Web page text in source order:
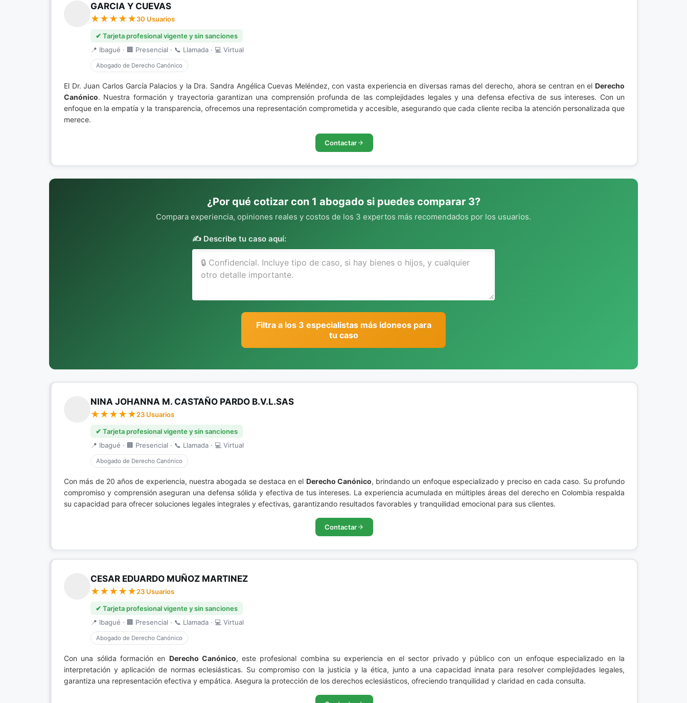
GARCIA Y CUEVAS
30 Usuarios
✔ Tarjeta profesional vigente y sin sanciones
📍 Ibagué · 🏢 Presencial · 📞 Llamada · 💻 Virtual
Abogado de Derecho Canónico
El Dr. Juan Carlos García Palacios y la Dra. Sandra Angélica Cuevas Meléndez, con vasta experiencia en diversas ramas del derecho, ahora se centran en el Derecho
Canónico. Nuestra formación y trayectoria garantizan una comprensión profunda de las complejidades legales y una defensa efectiva de sus intereses. Con un
enfoque en la empatía y la transparencia, ofrecemos una representación comprometida y accesible, asegurando que cada cliente reciba la atención personalizada que
merece.
Contactar
¿Por qué cotizar con 1 abogado si puedes comparar 3?
Compara experiencia, opiniones reales y costos de los 3 expertos más recomendados por los usuarios.
✍️ Describe tu caso aquí:
Filtra a los 3 especialistas más idoneos para
tu caso
NINA JOHANNA M. CASTAÑO PARDO B.V.L.SAS
23 Usuarios
✔ Tarjeta profesional vigente y sin sanciones
📍 Ibagué · 🏢 Presencial · 📞 Llamada · 💻 Virtual
Abogado de Derecho Canónico
Con más de 20 años de experiencia, nuestra abogada se destaca en el Derecho Canónico, brindando un enfoque especializado y preciso en cada caso. Su profundo
compromiso y comprensión aseguran una defensa sólida y efectiva de tus intereses. La experiencia acumulada en múltiples áreas del derecho en Colombia respalda
su capacidad para ofrecer soluciones legales integrales y efectivas, garantizando resultados favorables y tranquilidad emocional para sus clientes.
Contactar
CESAR EDUARDO MUÑOZ MARTINEZ
23 Usuarios
✔ Tarjeta profesional vigente y sin sanciones
📍 Ibagué · 🏢 Presencial · 📞 Llamada · 💻 Virtual
Abogado de Derecho Canónico
Con una sólida formación en Derecho Canónico, este profesional combina su experiencia en el sector privado y público con un enfoque especializado en la
interpretación y aplicación de normas eclesiásticas. Su compromiso con la justicia y la ética, junto a una capacidad innata para resolver complejidades legales,
garantiza una representación efectiva y empática. Asegura la protección de los derechos eclesiásticos, ofreciendo tranquilidad y claridad en cada consulta.